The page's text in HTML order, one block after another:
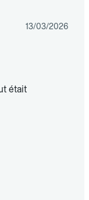
13/03/2026
était